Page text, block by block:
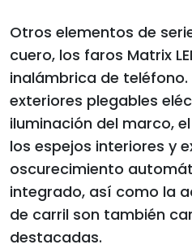
Otros elementos de
cuero, los faros Matrix
inalámbrica de
exteriores plegables
iluminación del marco,
los espejos interiores y
oscurecimiento
integrado, así como la
de carril son también
destacadas.